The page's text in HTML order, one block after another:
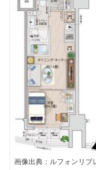
画像出典：ルフォンリブ